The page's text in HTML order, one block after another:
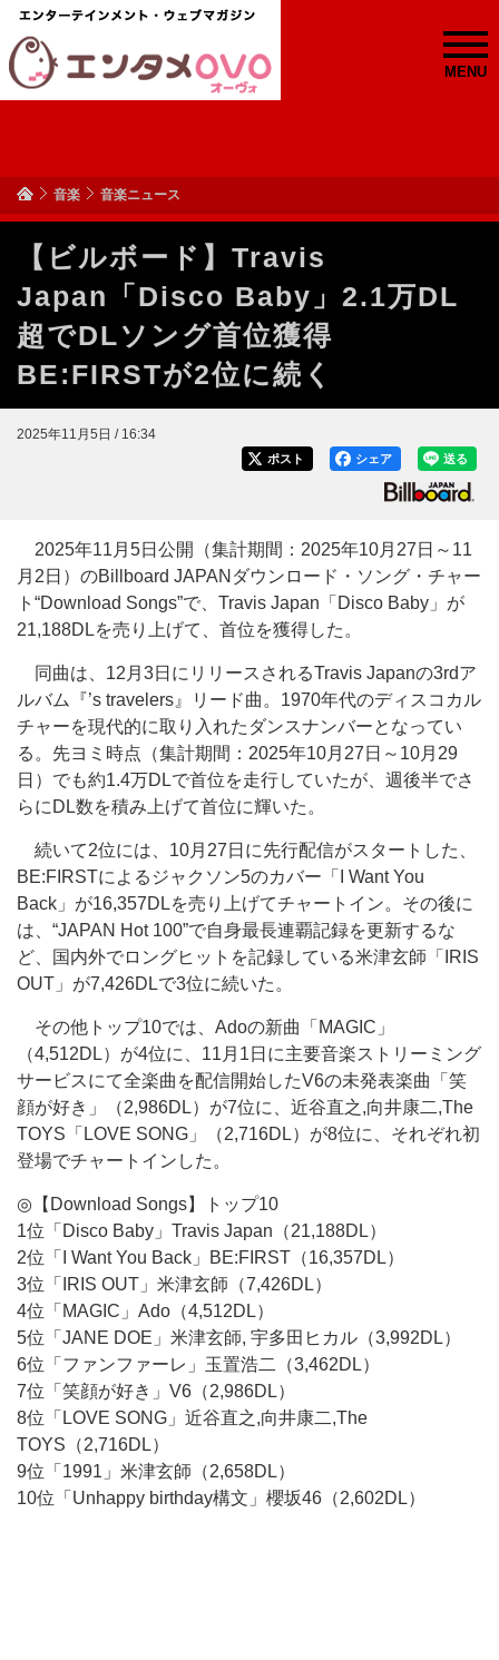
MENU
音楽 音楽ニュース
【ビルボード】Travis
Japan「Disco Baby」2.1万DL
超でDLソング首位獲得
BE:FIRSTが2位に続く
2025年11月5日 / 16:34
送る
シェア
ポスト
2025年11月5日公開（集計期間：2025年10月27日～11
月2日）のBillboard JAPANダウンロード・ソング・チャー
ト“Download Songs”で、Travis Japan「Disco Baby」が
21,188DLを売り上げて、首位を獲得した。
同曲は、12月3日にリリースされるTravis Japanの3rdア
ルバム『’s travelers』リード曲。1970年代のディスコカル
チャーを現代的に取り入れたダンスナンバーとなってい
る。先ヨミ時点（集計期間：2025年10月27日～10月29
日）でも約1.4万DLで首位を走行していたが、週後半でさ
らにDL数を積み上げて首位に輝いた。
続いて2位には、10月27日に先行配信がスタートした、
BE:FIRSTによるジャクソン5のカバー「I Want You
Back」が16,357DLを売り上げてチャートイン。その後に
は、“JAPAN Hot 100”で自身最長連覇記録を更新するな
ど、国内外でロングヒットを記録している米津玄師「IRIS
OUT」が7,426DLで3位に続いた。
その他トップ10では、Adoの新曲「MAGIC」
（4,512DL）が4位に、11月1日に主要音楽ストリーミング
サービスにて全楽曲を配信開始したV6の未発表楽曲「笑
顔が好き」（2,986DL）が7位に、近谷直之,向井康二,The
TOYS「LOVE SONG」（2,716DL）が8位に、それぞれ初
登場でチャートインした。
◎【Download Songs】トップ10
1位「Disco Baby」Travis Japan（21,188DL）
2位「I Want You Back」BE:FIRST（16,357DL）
3位「IRIS OUT」米津玄師（7,426DL）
4位「MAGIC」Ado（4,512DL）
5位「JANE DOE」米津玄師, 宇多田ヒカル（3,992DL）
6位「ファンファーレ」玉置浩二（3,462DL）
7位「笑顔が好き」V6（2,986DL）
8位「LOVE SONG」近谷直之,向井康二,The
TOYS（2,716DL）
9位「1991」米津玄師（2,658DL）
10位「Unhappy birthday構文」櫻坂46（2,602DL）